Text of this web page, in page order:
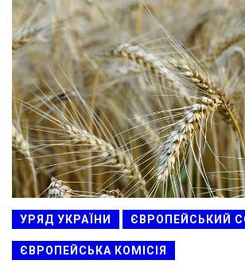
УРЯД УКРАЇНИ ЄВРОПЕЙСЬКИЙ
ЄВРОПЕЙСЬКА КОМІСІЯ